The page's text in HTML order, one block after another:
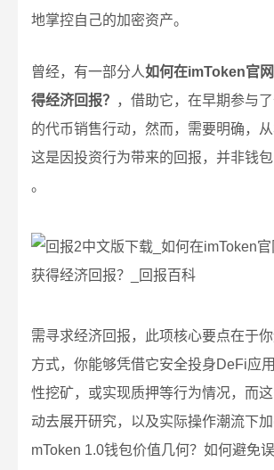
地掌控自己的加密资产。
曾经，有一部分人如何在imToken官
得经济回报？ ，借助它，在早期参与
的代币销售行动，然而，需要明确，从
这是因投资行为带来的回报，并非钱
。
需寻求经济回报，此项核心要点在于
方式，你能够凭借它安全投身DeFi应
性挖矿，或实现质押等行为情况，而
动去展开研究，以及实际操作潮流下
mToken 1.0钱包价值几何？如何避免